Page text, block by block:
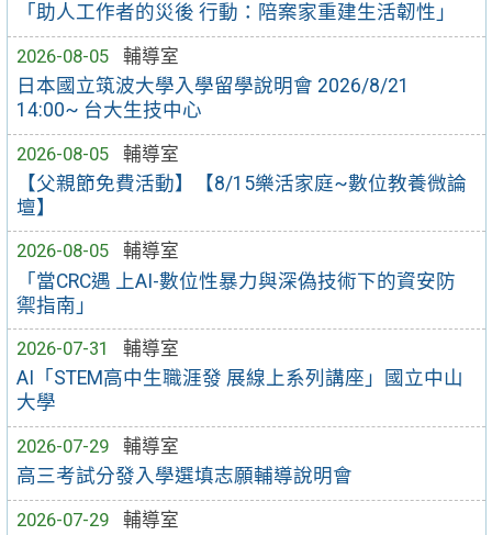
「助人工作者的災後 行動：陪案家重建生活韌性」
2026-08-05
輔導室
日本國立筑波大學入學留學說明會 2026/8/21
14:00~ 台大生技中心
2026-08-05
輔導室
【父親節免費活動】【8/15樂活家庭~數位教養微論
壇】
2026-08-05
輔導室
「當CRC遇 上AI-數位性暴力與深偽技術下的資安防
禦指南」
2026-07-31
輔導室
AI「STEM高中生職涯發 展線上系列講座」國立中山
大學
2026-07-29
輔導室
高三考試分發入學選填志願輔導說明會
2026-07-29
輔導室